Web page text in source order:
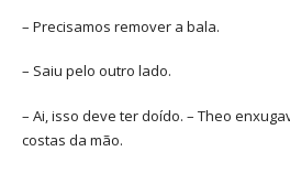
– Precisamos remover a bala.
– Saiu pelo outro lado.
– Ai, isso deve ter doído. – Theo
costas da mão.